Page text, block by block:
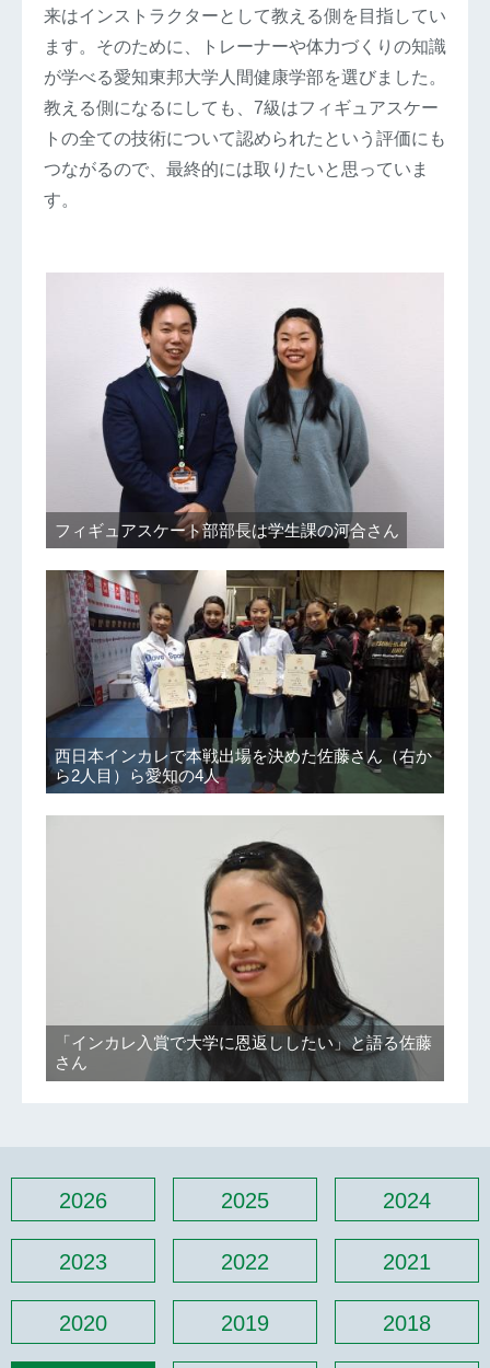
来はインストラクターとして教える側を目指してい
ます。そのために、トレーナーや体力づくりの知識
が学べる愛知東邦大学人間健康学部を選びました。
教える側になるにしても、7級はフィギュアスケー
トの全ての技術について認められたという評価にも
つながるので、最終的には取りたいと思っていま
す。
フィギュアスケート部部長は学生課の河合さん
西日本インカレで本戦出場を決めた佐藤さん（右か
ら2人目）ら愛知の4人
「インカレ入賞で大学に恩返ししたい」と語る佐藤
さん
2026 2025 2024
2023 2022 2021
2020 2019 2018